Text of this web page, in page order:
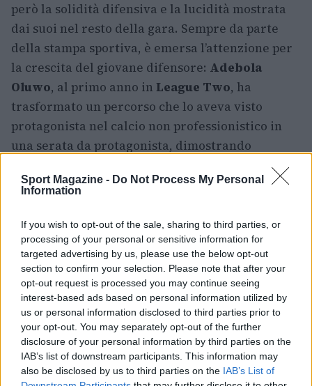
Sport Magazine - Do Not Process My Personal
Information
If you wish to opt-out of the sale, sharing to third parties, or
processing of your personal or sensitive information for
targeted advertising by us, please use the below opt-out
section to confirm your selection. Please note that after your
opt-out request is processed you may continue seeing
interest-based ads based on personal information utilized by
us or personal information disclosed to third parties prior to
your opt-out. You may separately opt-out of the further
disclosure of your personal information by third parties on the
IAB’s list of downstream participants. This information may
also be disclosed by us to third parties on the IAB’s List of
però la solidità difensiva e la lucidità mostrata
dai suoi nel resto della gara. Sempre da parte
della stampa sportiva, è emersa l’attenzione per
la crescita del giovane difensore: Adebola
Oluwo, al primo anno in League Two, ha
trasformato un percorso che lo aveva visto
protagonista nel calcio non professionistico in
una serata da protagonista, dimostrando
affidabilità in area e sicurezza negli interventi.
In sintesi, l’andata ha offerto elementi concreti di
analisi: Salford
ha mostrato carattere e capacità
di reazione, mentreGrimsbyha evidenziato
fiammate di qualità che, se sfruttate con
maggiore continuità, potrebbero ribaltare il
risultato nel ritorno. L’appuntamento decisivo al
Peninsula Stadiumrimane aperto e promette
ulteriore tensione sportiva.